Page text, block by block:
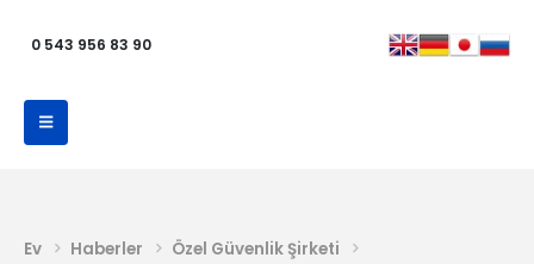
0 543 956 83 90
Ev Haberler
Özel Güvenlik Şirketi